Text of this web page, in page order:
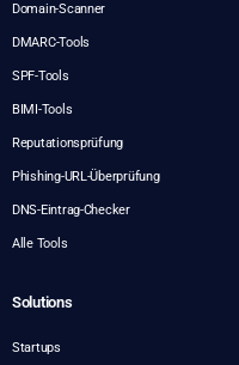
Domain-Scanner
DMARC-Tools
SPF-Tools
BIMI-Tools
Reputationsprüfung
Phishing-URL-Überprüfung
DNS-Eintrag-Checker
Alle Tools
Solutions
Startups